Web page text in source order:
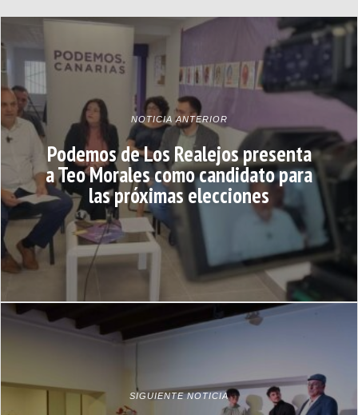
NOTICIA ANTERIOR
Podemos de Los Realejos presenta
a Teo Morales como candidato para
las próximas elecciones
SIGUIENTE NOTICIA